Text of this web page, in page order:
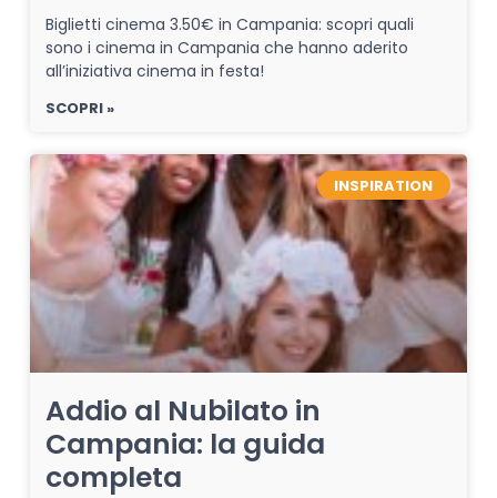
Biglietti cinema 3.50€ in Campania: scopri quali
sono i cinema in Campania che hanno aderito
all’iniziativa cinema in festa!
SCOPRI »
INSPIRATION
Addio al Nubilato in
Campania: la guida
completa